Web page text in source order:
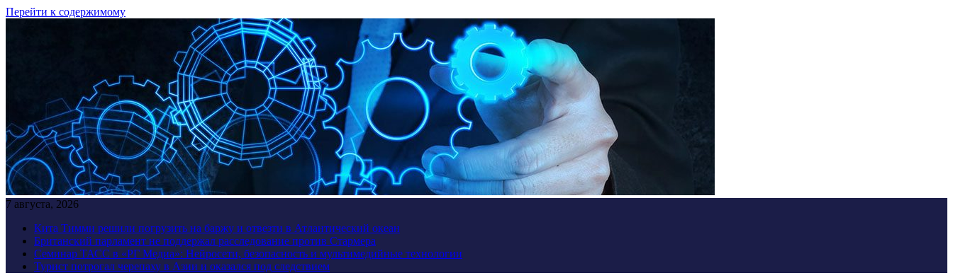
Перейти к содержимому
7 августа, 2026
Кита Тимми решили погрузить на баржу и отвезти в Атлантический океан
Британский парламент не поддержал расследование против Стармера
Семинар ТАСС в «РГ Медиа»: Нейросети, безопасность и мультимедийные технологии
Турист потрогал черепаху в Азии и оказался под следствием